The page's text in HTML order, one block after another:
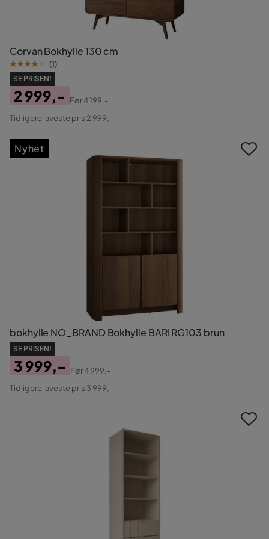
Corvan Bokhylle 130 cm
(1)
SE PRISEN!
Pris
2 999,-
Original
Før4 199,-
Tidligere laveste pris 2 999,-
bokhylle NO_BRAND Bokhylle BARI RG103 brun
SE PRISEN!
Pris
3 999,-
Original
Før4 999,-
Tidligere laveste pris 3 999,-
Nyhet